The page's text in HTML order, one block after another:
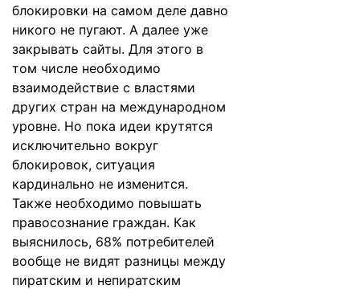
блокировки на самом деле давно
никого не пугают. А далее уже
закрывать сайты. Для этого в
том числе необходимо
взаимодействие с властями
других стран на международном
уровне. Но пока идеи крутятся
исключительно вокруг
блокировок, ситуация
кардинально не изменится.
Также необходимо повышать
правосознание граждан. Как
выяснилось, 68% потребителей
вообще не видят разницы между
пиратским и непиратским